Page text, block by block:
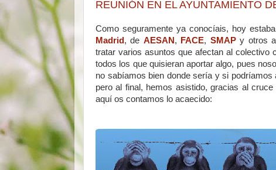
REUNIÓN EN EL AYUNTAMIENTO
Como seguramente ya conocíais, hoy
Madrid, de AESAN , FACE, SMAPy otros
tratar varios asuntos que afectan al
todos los que quisieran aportar algo, pues
no sabíamos bien donde sería y si
pero al final, hemos asistido, gracias al
aquí os contamos lo acaecido: